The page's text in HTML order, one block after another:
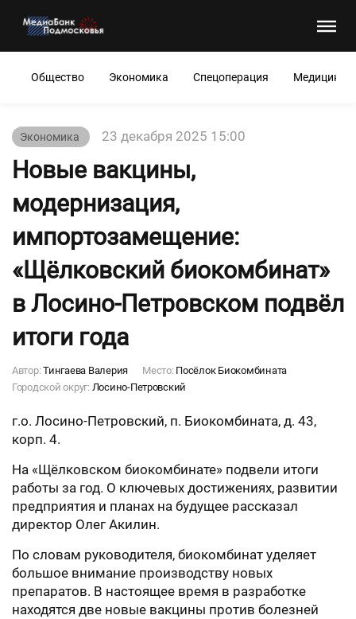
Общество Экономика Спецоперация Медицина
Экономика 23 декабря 2025 15:00
Новые вакцины,
модернизация,
импортозамещение:
«Щёлковский биокомбинат»
в Лосино-Петровском подвёл
итоги года
Автор:Тингаева Валерия Место: Посёлок Биокомбината
Городской округ: Лосино-Петровский
г.о. Лосино-Петровский, п. Биокомбината, д. 43,
корп. 4.
На «Щёлковском биокомбинате» подвели итоги
работы за год. О ключевых достижениях, развитии
предприятия и планах на будущее рассказал
директор Олег Акилин.
По словам руководителя, биокомбинат уделяет
большое внимание производству новых
препаратов. В настоящее время в разработке
находятся две новые вакцины против болезней